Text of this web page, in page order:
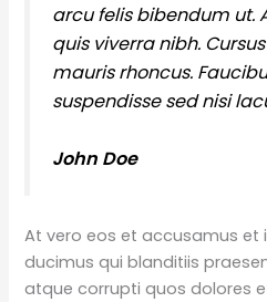
arcu felis bibendum ut.
quis viverra nibh.
mauris rhoncus.
suspendisse sed nisi
John Doe
At vero eos et accusamus et
ducimus qui blanditiis
atque corrupti quos dolores